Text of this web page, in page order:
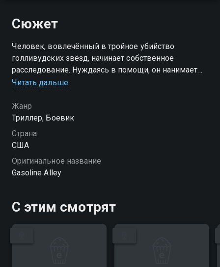
Сюжет
Человек, вовлечённый в тройное убийство
голливудских звёзд, начинает собственное
расследование. Нуждаясь в помощи, он нанимает
двух детективов, чтобы разоблачить заговор,
не могли
Читать дальше
Жанр
Триллер, Боевик
Страна
США
Оригинальное название
Gasoline Alley
С этим смотрят